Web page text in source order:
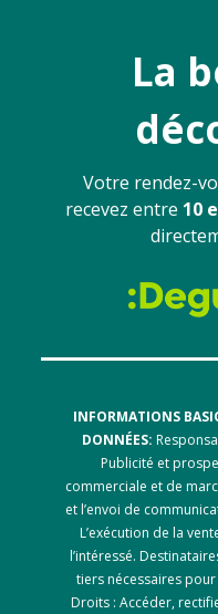
La
Votre rendez-
recevez entre 10
INFORMATIONS
DONNÉES:
Publicité et
commerciale et de
et l’envoi de
L’exécution de la
l’intéressé.
tiers nécessaires
Droits : Accéder,